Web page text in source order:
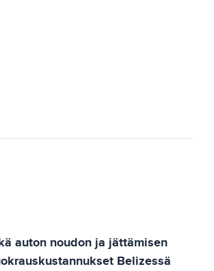
auton noudon ja jättämisen
Belizessä